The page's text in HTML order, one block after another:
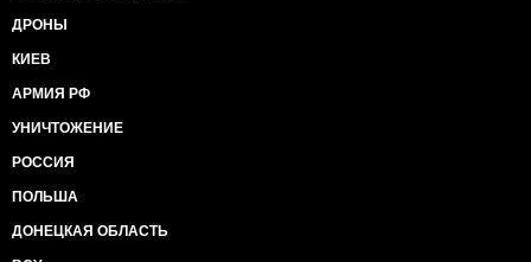
ДРОНЫ
КИЕВ
АРМИЯ РФ
УНИЧТОЖЕНИЕ
РОССИЯ
ПОЛЬША
ДОНЕЦКАЯ ОБЛАСТЬ